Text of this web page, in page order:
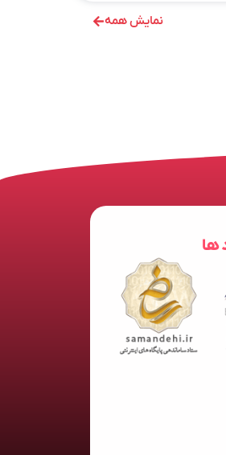
نمایش همه
ها